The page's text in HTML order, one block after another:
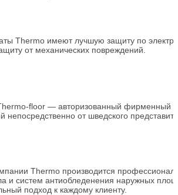
Thermo имеют лучшую защиту по
от механических повреждений.
floor — авторизованный фирменный
непосредственно от шведского
Thermo производится
и систем антиобледенения наружных
подход к каждому клиенту.